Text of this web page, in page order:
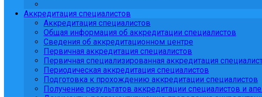
Аккредитация специалистов
Аккредитация специалистов
Общая информация об аккредитации специалистов
Сведения об аккредитационном центре
Первичная аккредитация специалистов
Первичная специализированная аккредитация
Периодическая аккредитация специалистов
Подготовка к прохождению аккредитации специалистов
Получение результатов аккредитации специалистов и